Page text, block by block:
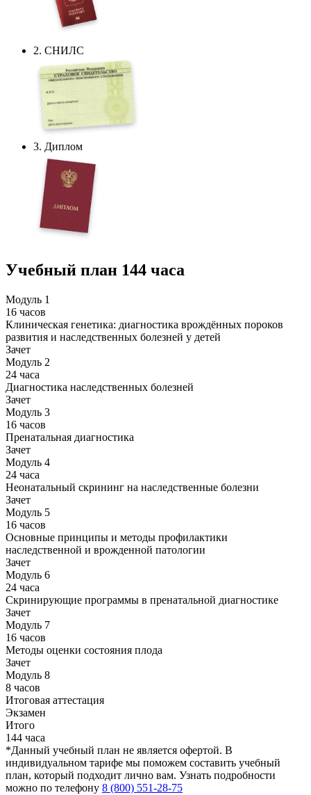
2. СНИЛС
3. Диплом
Учебный план 144 часа
Модуль 1
16 часов
Клиническая генетика: диагностика врождённых пороков
развития и наследственных болезней у детей
Зачет
Модуль 2
24 часа
Диагностика наследственных болезней
Зачет
Модуль 3
16 часов
Пренатальная диагностика
Зачет
Модуль 4
24 часа
Неонатальный скрининг на наследственные болезни
Зачет
Модуль 5
16 часов
Основные принципы и методы профилактики
наследственной и врожденной патологии
Зачет
Модуль 6
24 часа
Скринирующие программы в пренатальной диагностике
Зачет
Модуль 7
16 часов
Методы оценки состояния плода
Зачет
Модуль 8
8 часов
Итоговая аттестация
Экзамен
Итого
144 часа
*Данный учебный план не является офертой. В
индивидуальном тарифе мы поможем составить учебный
план, который подходит лично вам. Узнать подробности
можно по телефону 8 (800) 551-28-75